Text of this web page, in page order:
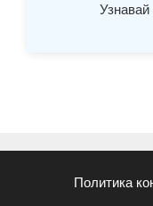
Политика